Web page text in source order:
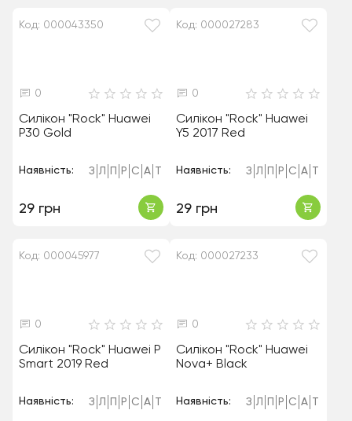
Код: 000043350
0
Силікон "Rock" Huawei
P30 Gold
Наявність: З Л Р С А
29 грн
Код: 000027283
0
Силікон "Rock" Huawei
Y5 2017 Red
Наявність: З Л Р С А
29 грн
Код: 000045977
0
Силікон "Rock" Huawei P
Smart 2019 Red
Наявність: З Л Р С А
Код: 000027233
0
Силікон "Rock" Huawei
Nova+ Black
Наявність: З Л Р С А